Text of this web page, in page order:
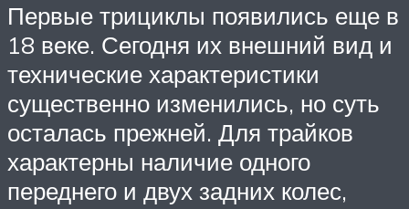
Первые трициклы появились еще в
18 веке. Сегодня их внешний вид и
технические характеристики
существенно изменились, но суть
осталась прежней. Для трайков
характерны наличие одного
переднего и двух задних колес,